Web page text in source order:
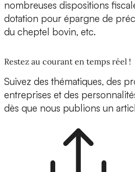
nombreuses dispositions
dotation pour épargne de
du cheptel bovin, etc.
Restez au courant en temps réel !
Suivez des thématiques, des
entreprises et des
dès que nous publions un